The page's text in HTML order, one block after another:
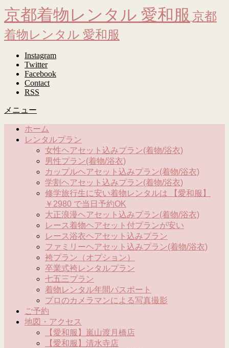
京都着物レンタル 愛和服 京都
着物レンタル 愛和服
Instagram
Twitter
Facebook
Contact
RSS
メニュー
ホーム
レンタルプラン
女性ヘアセット込みプラン(着物/浴衣)
男性プラン(着物/浴衣)
カップルヘアセット込みプラン(着物/浴衣)
学割ヘアセット込みプラン(着物/浴衣)
修学旅行生に安い着物レンタルは 【愛和服】
￥2980 で当日予約OK
大正浪漫ヘアセット込みプラン(着物/浴衣)
レース着物ヘアセット付プランが安い
レース浴衣ヘアセット込みプラン
ファミリーヘアセット込みプラン(着物/浴衣)
袴プラン（オプション）
卒業式袴レンタルプラン
七五三プラン
着物レンタル年間パスポート
プロのカメラマンによる写真撮影
ご予約
地図・アクセス
【愛和服】嵐山渡月橋店
【愛和服】清水寺店